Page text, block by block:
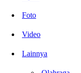
Foto
Video
Lainnya